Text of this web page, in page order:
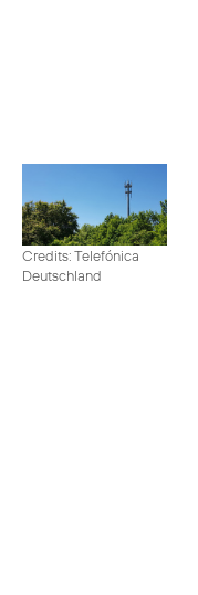
Credits: Telefónica
Deutschland